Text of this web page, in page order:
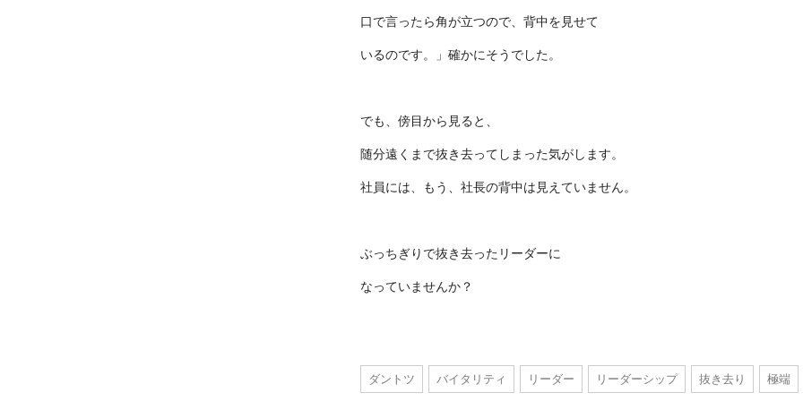
口で言ったら角が立つので、背中を見せて
いるのです。」確かにそうでした。
でも、傍目から見ると、
随分遠くまで抜き去ってしまった気がします。
社員には、もう、社長の背中は見えていません。
ぶっちぎりで抜き去ったリーダーに
なっていませんか？
ダントツ バイタリティ リーダー リーダーシップ 抜き去り 極端